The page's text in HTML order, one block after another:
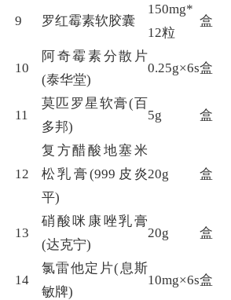
9 罗红霉素软胶囊
150mg*
12粒
盒
10
阿奇霉素分散片
(泰华堂)
0.25g×6s盒
11
莫匹罗星软膏(百
多邦)
5g 盒
12
复方醋酸地塞米
松乳膏(999皮炎
平)
20g 盒
13
硝酸咪康唑乳膏
(达克宁)
20g 盒
14
氯雷他定片(息斯
敏牌)
10mg×6s盒